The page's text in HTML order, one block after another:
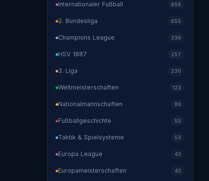
Internationaler Fußball 858
2. Bundesliga 655
Champions League 336
HSV 1887 257
3. Liga 230
Weltmeisterschaften 123
Nationalmannschaften 86
Fußballgeschichte 55
Taktik & Spielsysteme 53
Europa League 43
Europameisterschaften 43